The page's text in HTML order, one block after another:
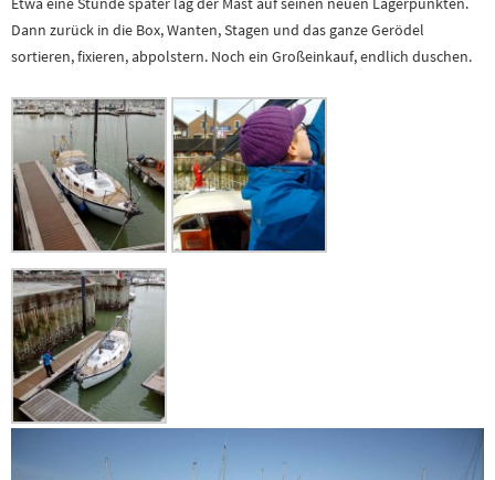
Dann zurück in die Box, Wanten, Stagen und das ganze Gerödel
sortieren, fixieren, abpolstern. Noch ein Großeinkauf, endlich duschen.